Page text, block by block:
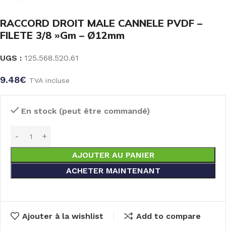
RACCORD DROIT MALE CANNELE PVDF –
FILETE 3/8 »Gm – Ø12mm
UGS : 125.568.520.61
9.48€ TVA incluse
En stock (peut être commandé)
AJOUTER AU PANIER
ACHETER MAINTENANT
Ajouter à la wishlist Add to compare